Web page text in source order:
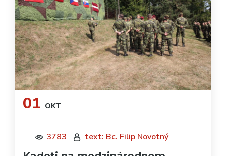
01 OKT
3783 text: Bc. Filip Novotný